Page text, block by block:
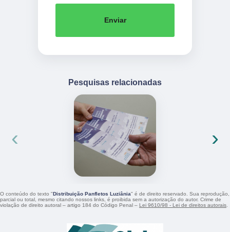
Enviar
Pesquisas relacionadas
‹ ›
O conteúdo do texto "Distribuição Panfletos Luziânia" é de direito reservado. Sua reprodução,
parcial ou total, mesmo citando nossos links, é proibida sem a autorização do autor. Crime de
violação de direito autoral – artigo 184 do Código Penal – Lei 9610/98 - Lei de direitos autorais.